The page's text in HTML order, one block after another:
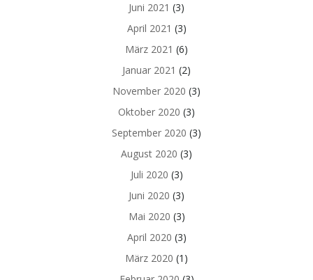
Juni 2021 (3)
April 2021 (3)
März 2021 (6)
Januar 2021 (2)
November 2020 (3)
Oktober 2020 (3)
September 2020 (3)
August 2020 (3)
Juli 2020 (3)
Juni 2020 (3)
Mai 2020 (3)
April 2020 (3)
März 2020 (1)